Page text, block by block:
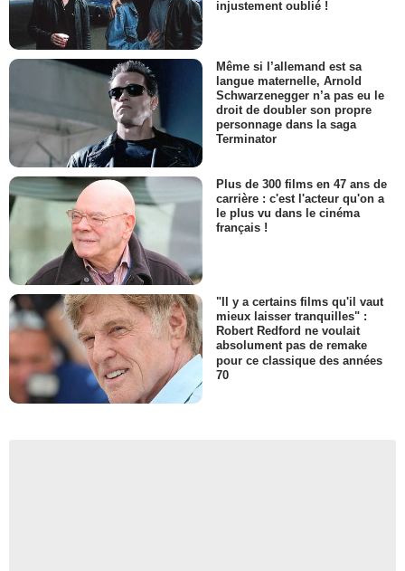
injustement oublié !
Même si l’allemand est sa
langue maternelle, Arnold
Schwarzenegger n’a pas eu le
droit de doubler son propre
personnage dans la saga
Terminator
Plus de 300 films en 47 ans de
carrière : c'est l'acteur qu'on a
le plus vu dans le cinéma
français !
"Il y a certains films qu'il vaut
mieux laisser tranquilles" :
Robert Redford ne voulait
absolument pas de remake
pour ce classique des années
70